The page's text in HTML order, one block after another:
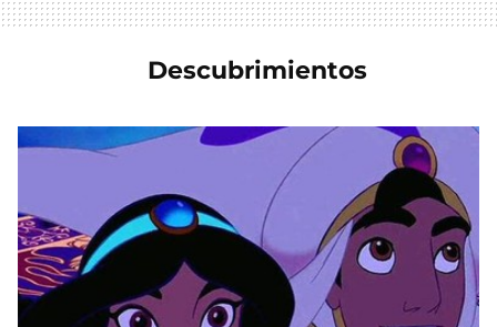
Descubrimientos